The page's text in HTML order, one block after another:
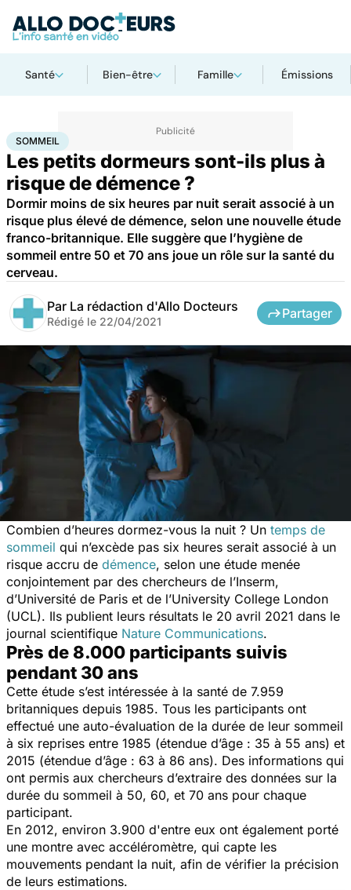
Santé Bien-être Famille Émissions
AccueilSanté Maladies neurologiques
SOMMEIL
Les petits dormeurs sont-ils plus à
risque de démence ?
Dormir moins de six heures par nuit serait associé à un
risque plus élevé de démence, selon une nouvelle étude
franco-britannique. Elle suggère que l’hygiène de
sommeil entre 50 et 70 ans joue un rôle sur la santé du
cerveau.
Par La rédaction d'Allo Docteurs
Rédigé le 22/04/2021
Partager
Combien d’heures dormez-vous la nuit ? Un temps de
sommeil qui n’excède pas six heures serait associé à un
risque accru de démence, selon une étude menée
conjointement par des chercheurs de l’Inserm,
d’Université de Paris et de l’University College London
(UCL). Ils publient leurs résultats le 20 avril 2021 dans le
journal scientifique Nature Communications.
Près de 8.000 participants suivis
pendant 30 ans
Cette étude s’est intéressée à la santé de 7.959
britanniques depuis 1985. Tous les participants ont
effectué une auto-évaluation de la durée de leur sommeil
à six reprises entre 1985 (étendue d’âge : 35 à 55 ans) et
2015 (étendue d’âge : 63 à 86 ans). Des informations qui
ont permis aux chercheurs d’extraire des données sur la
durée du sommeil à 50, 60, et 70 ans pour chaque
participant.
En 2012, environ 3.900 d'entre eux ont également porté
une montre avec accéléromètre, qui capte les
mouvements pendant la nuit, afin de vérifier la précision
de leurs estimations.